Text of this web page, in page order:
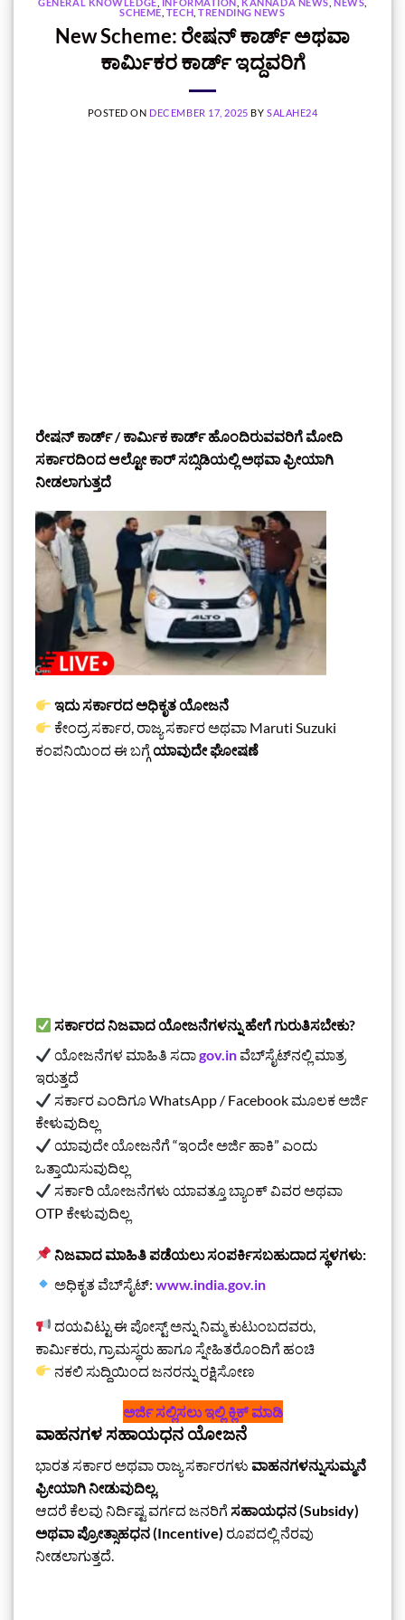
SCHEME TECH ,TRENDING NEWS
New Scheme: ರೇಷನ್ ಕಾರ್ಡ್ ಅಥವಾ
ಕಾರ್ಮಿಕರ ಕಾರ್ಡ್‌ ಇದ್ದವರಿಗೆ
POSTED ON DECEMBER 17, 2025 BY SALAHE24
ರೇಷನ್ ಕಾರ್ಡ್ / ಕಾರ್ಮಿಕ ಕಾರ್ಡ್ ಹೊಂದಿರುವವರಿಗೆ ಮೋದಿ
ಸರ್ಕಾರದಿಂದ ಆಲ್ಟೋ ಕಾರ್ ಸಬ್ಸಿಡಿಯಲ್ಲಿ ಅಥವಾ ಫ್ರೀಯಾಗಿ
ನೀಡಲಾಗುತ್ತದೆ
ಇದು ಸರ್ಕಾರದ ಅಧಿಕೃತ ಯೋಜನೆ
ಕೇಂದ್ರ ಸರ್ಕಾರ, ರಾಜ್ಯ ಸರ್ಕಾರ ಅಥವಾ Maruti Suzuki
ಕಂಪನಿಯಿಂದ ಈ ಬಗ್ಗೆ ಯಾವುದೇ ಘೋಷಣೆ
ಸರ್ಕಾರದ ನಿಜವಾದ ಯೋಜನೆಗಳನ್ನು ಹೇಗೆ ಗುರುತಿಸಬೇಕು?
ಯೋಜನೆಗಳ ಮಾಹಿತಿ ಸದಾgov.inವೆಬ್‌ಸೈಟ್‌ನಲ್ಲಿ ಮಾತ್ರ
ಇರುತ್ತದೆ
ಸರ್ಕಾರ ಎಂದಿಗೂ WhatsApp / Facebook ಮೂಲಕ ಅರ್ಜಿ
ಕೇಳುವುದಿಲ್ಲ
ಯಾವುದೇ ಯೋಜನೆಗೆ “ಇಂದೇ ಅರ್ಜಿ ಹಾಕಿ” ಎಂದು
ಒತ್ತಾಯಿಸುವುದಿಲ್ಲ
ಸರ್ಕಾರಿ ಯೋಜನೆಗಳು ಯಾವತ್ತೂ ಬ್ಯಾಂಕ್ ವಿವರ ಅಥವಾ
OTP ಕೇಳುವುದಿಲ್ಲ
ನಿಜವಾದ ಮಾಹಿತಿ ಪಡೆಯಲು ಸಂಪರ್ಕಿಸಬಹುದಾದ ಸ್ಥಳಗಳು:
ಅಧಿಕೃತ ವೆಬ್‌ಸೈಟ್:www.india.gov.in
ದಯವಿಟ್ಟು ಈ ಪೋಸ್ಟ್ ಅನ್ನು ನಿಮ್ಮ ಕುಟುಂಬದವರು,
ಕಾರ್ಮಿಕರು, ಗ್ರಾಮಸ್ಥರು ಹಾಗೂ ಸ್ನೇಹಿತರೊಂದಿಗೆ ಹಂಚಿ
ನಕಲಿ ಸುದ್ದಿಯಿಂದ ಜನರನ್ನು ರಕ್ಷಿಸೋಣ
ಅರ್ಜಿ ಸಲ್ಲಿಸಲು ಇಲ್ಲಿ ಕ್ಲಿಕ್‌ ಮಾಡಿ
ವಾಹನಗಳ ಸಹಾಯಧನ ಯೋಜನೆ
ಭಾರತ ಸರ್ಕಾರ ಅಥವಾ ರಾಜ್ಯ ಸರ್ಕಾರಗಳು ವಾಹನಗಳನ್ನುಸುಮ್ಮನೆ
ಫ್ರೀಯಾಗಿ ನೀಡುವುದಿಲ್ಲ.
ಆದರೆ ಕೆಲವು ನಿರ್ದಿಷ್ಟ ವರ್ಗದ ಜನರಿಗೆ ಸಹಾಯಧನ (Subsidy)
ಅಥವಾ ಪ್ರೋತ್ಸಾಹಧನ (Incentive) ರೂಪದಲ್ಲಿ ನೆರವು
ನೀಡಲಾಗುತ್ತದೆ.